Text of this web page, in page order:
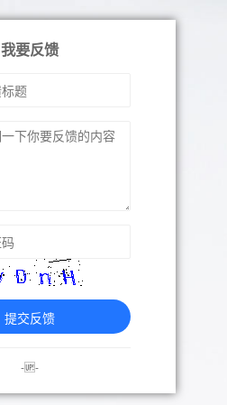
我要反馈
提交反馈
-🆙-